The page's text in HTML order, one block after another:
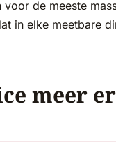
de meeste
in elke meetbare
meer